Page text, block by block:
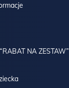
NA ZESTAW”